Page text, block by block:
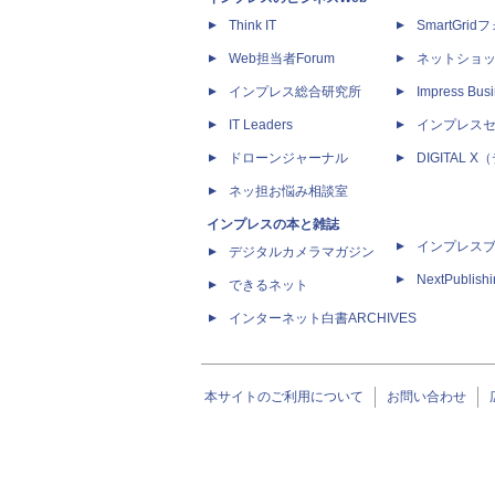
Think IT
Web担当者Forum
インプレス総合研究所
IT Leaders
ドローンジャーナル
ネッ担お悩み相談室
インプレスの本と雑誌
デジタルカメラマガジン
できるネット
インターネット白書ARCHIVES
SmartGridフ
ネットショ
Impress
インプレス
DIGITAL X（
インプレス
本サイトのご利用について お問い合わせ